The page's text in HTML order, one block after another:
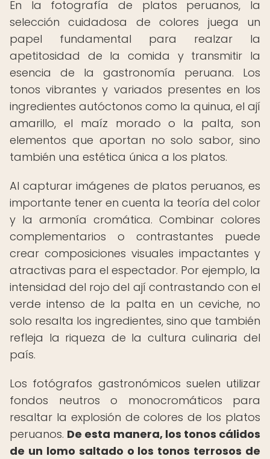
En la fotografía de platos peruanos, la
selección cuidadosa de colores juega un
papel fundamental para realzar la
apetitosidad de la comida y transmitir la
esencia de la gastronomía peruana. Los
tonos vibrantes y variados presentes en los
ingredientes autóctonos como la quinua, el ají
amarillo, el maíz morado o la palta, son
elementos que aportan no solo sabor, sino
también una estética única a los platos.
Al capturar imágenes de platos peruanos, es
importante tener en cuenta la teoría del color
y la armonía cromática. Combinar colores
complementarios o contrastantes puede
crear composiciones visuales impactantes y
atractivas para el espectador. Por ejemplo, la
intensidad del rojo del ají contrastando con el
verde intenso de la palta en un ceviche, no
solo resalta los ingredientes, sino que también
refleja la riqueza de la cultura culinaria del
país.
Los fotógrafos gastronómicos suelen utilizar
fondos neutros o monocromáticos para
resaltar la explosión de colores de los platos
peruanos. De esta manera, los tonos cálidos
de un lomo saltado o los tonos terrosos de